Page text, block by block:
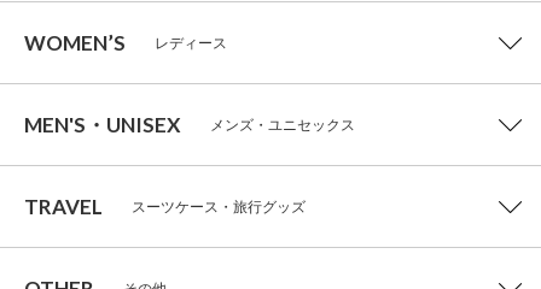
WOMEN’S レディース
MEN'S・UNISEX メンズ・ユニセックス
TRAVEL スーツケース・旅行グッズ